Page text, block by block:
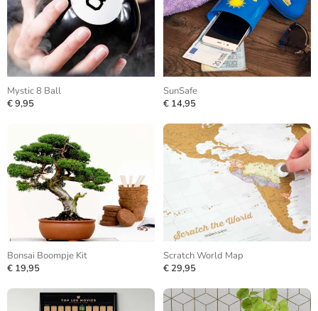
Mystic 8 Ball
€ 9,95
SunSafe
€ 14,95
Bonsai Boompje Kit
€ 19,95
Scratch World Map
€ 29,95